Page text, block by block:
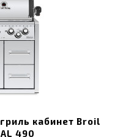
кабинет Broil
490